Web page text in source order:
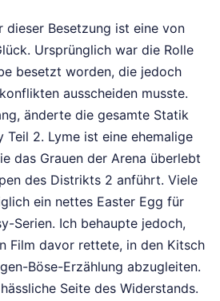
dieser Besetzung ist eine von
Ursprünglich war die Rolle
besetzt worden, die jedoch
ausscheiden musste.
änderte die gesamte Statik
Teil 2. Lyme ist eine ehemalige
das Grauen der Arena überlebt
des Distrikts 2 anführt. Viele
ein nettes Easter Egg für
Serien. Ich behaupte jedoch,
Film davor rettete, in den Kitsch
Böse-Erzählung abzugleiten.
Seite des Widerstands.